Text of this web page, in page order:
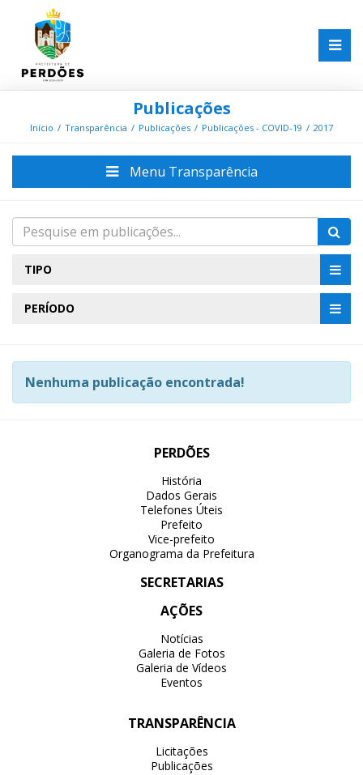
Publicações
Início Transparência Publicações Publicações - COVID-19 2017
Menu Transparência
TIPO
PERÍODO
Nenhuma publicação encontrada!
PERDÕES
História
Dados Gerais
Telefones Úteis
Prefeito
Vice-prefeito
Organograma da Prefeitura
SECRETARIAS
AÇÕES
Notícias
Galeria de Fotos
Galeria de Vídeos
Eventos
TRANSPARÊNCIA
Licitações
Publicações